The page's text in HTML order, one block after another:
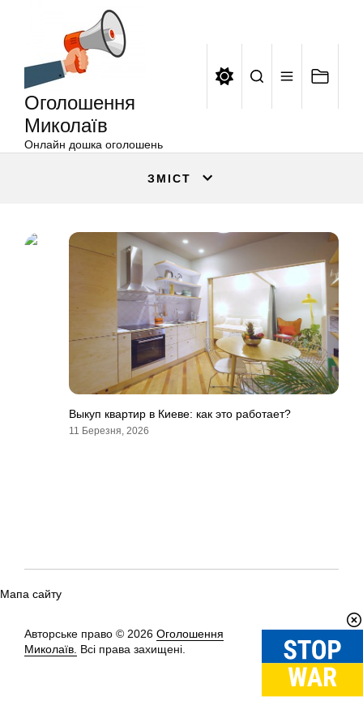
Оголошення
Миколаїв
Онлайн дошка оголошень
ЗМІСТ
Выкуп квартир в Киеве: как это работает?
11 Березня, 2026
Мапа сайту
Авторське право © 2026 Оголошення
Миколаїв. Всі права захищені.
Вгору↑